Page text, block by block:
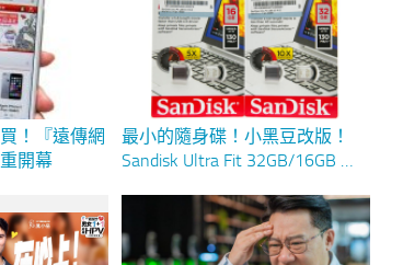
！『遠傳網
開幕
最小的隨身碟！小黑豆改版！
Sandisk Ultra Fit 32GB/16GB 隨